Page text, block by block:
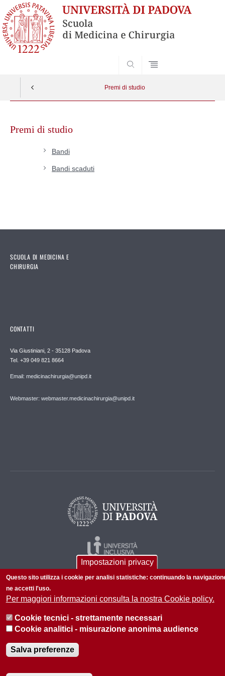
Premi di studio
contentPremi di studio
Bandi
Bandi scaduti
SCUOLA DI MEDICINA E
CHIRURGIA
CONTATTI
Via Giustiniani, 2 - 35128 Padova
Tel. +39 049 821 8664
Email: medicinachirurgia@unipd.it
Webmaster: webmaster.medicinachirurgia@unipd.it
© 2026 Università di Padova - Tutti i diritti riservati
Informazioni su questo sito
Impostazioni privacy
Questo sito utilizza i cookie per analisi statistiche: continuando la
ne accetti l'uso.
Per maggiori informazioni consulta la nostra Cookie policy.
Cookie tecnici - strettamente necessari
Cookie analitici - misurazione anonima audience
Salva preferenze